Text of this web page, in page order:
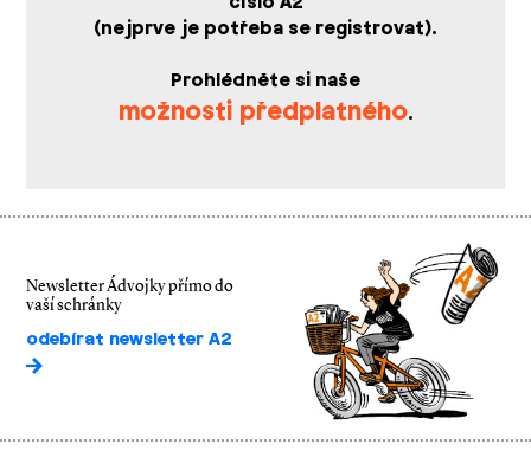
(nejprve je potřeba se registrovat).
Prohlédněte si naše
možnosti předplatného.
Newsletter Ádvojky přímo do
vaší schránky
odebírat newsletter A2